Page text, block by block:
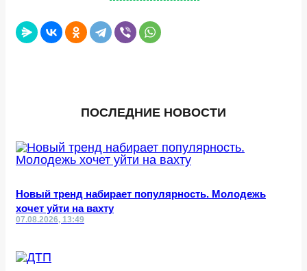
ПОСЛЕДНИЕ НОВОСТИ
Новый тренд набирает популярность. Молодежь
хочет уйти на вахту
07.08.2026, 13:49